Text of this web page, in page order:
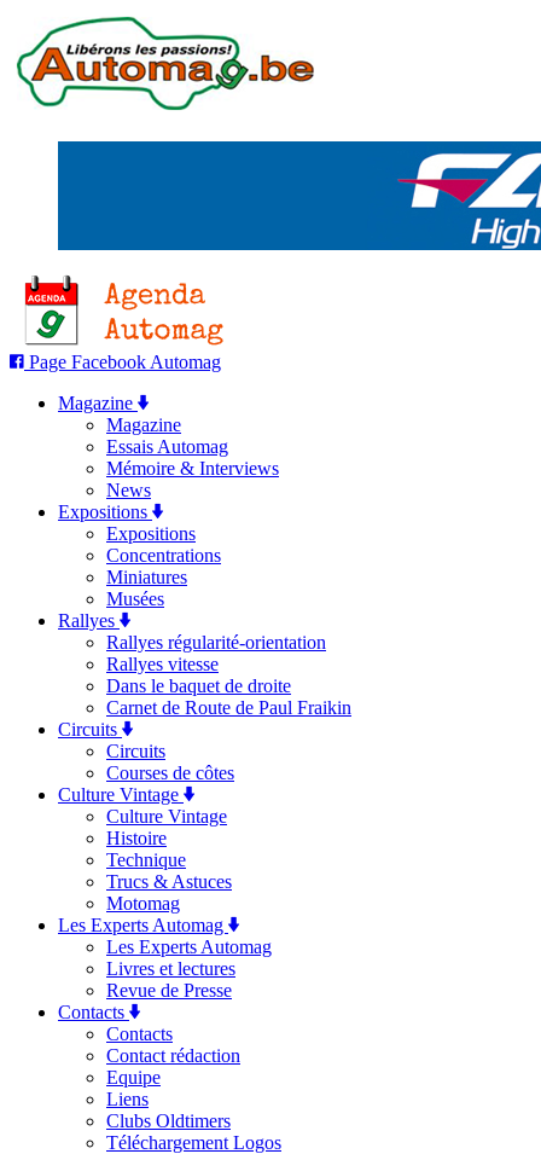
Page Facebook Automag
Magazine
Magazine
Essais Automag
Mémoire & Interviews
News
Expositions
Expositions
Concentrations
Miniatures
Musées
Rallyes
Rallyes régularité-orientation
Rallyes vitesse
Dans le baquet de droite
Carnet de Route de Paul Fraikin
Circuits
Circuits
Courses de côtes
Culture Vintage
Culture Vintage
Histoire
Technique
Trucs & Astuces
Motomag
Les Experts Automag
Les Experts Automag
Livres et lectures
Revue de Presse
Contacts
Contacts
Contact rédaction
Equipe
Liens
Clubs Oldtimers
Téléchargement Logos